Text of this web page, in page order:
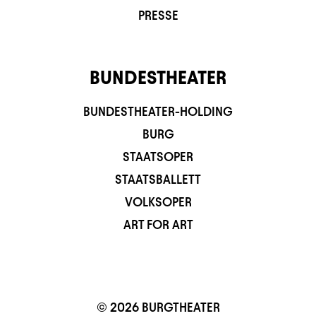
PRESSE
BUNDESTHEATER
BUNDESTHEATER-HOLDING
BURG
STAATSOPER
STAATSBALLETT
VOLKSOPER
ART FOR ART
© 2026 BURGTHEATER